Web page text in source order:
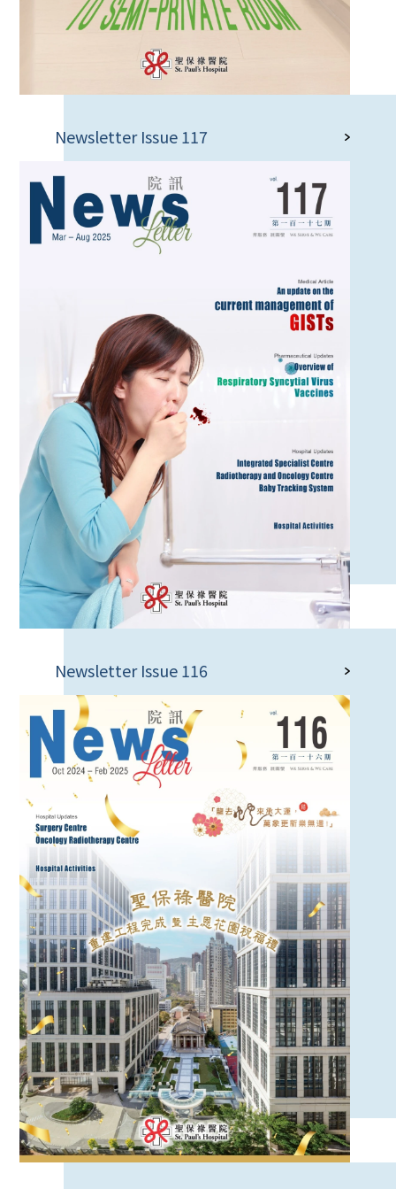
Newsletter Issue 117
Newsletter Issue 116